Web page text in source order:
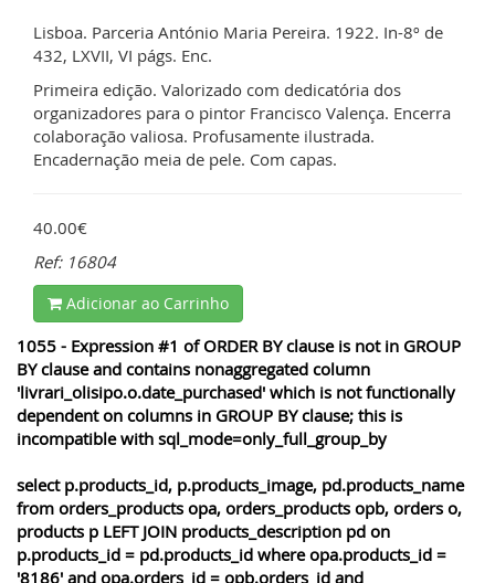
Lisboa. Parceria António Maria Pereira. 1922. In-8º de
432, LXVII, VI págs. Enc.
Primeira edição. Valorizado com dedicatória dos
organizadores para o pintor Francisco Valença. Encerra
colaboração valiosa. Profusamente ilustrada.
Encadernação meia de pele. Com capas.
40.00€
Ref: 16804
Adicionar ao Carrinho
1055 - Expression #1 of ORDER BY clause is not in GROUP
BY clause and contains nonaggregated column
'livrari_olisipo.o.date_purchased' which is not functionally
dependent on columns in GROUP BY clause; this is
incompatible with sql_mode=only_full_group_by
select p.products_id, p.products_image, pd.products_name
from orders_products opa, orders_products opb, orders o,
products p LEFT JOIN products_description pd on
p.products_id = pd.products_id where opa.products_id =
'8186' and opa.orders_id = opb.orders_id and